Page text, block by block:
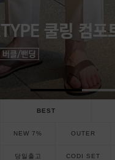
BEST
NEW 7% OUTER
당일출고 CODI SET